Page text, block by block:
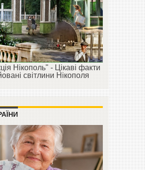
Нікополь" - Цікаві факти
світлини Нікополя